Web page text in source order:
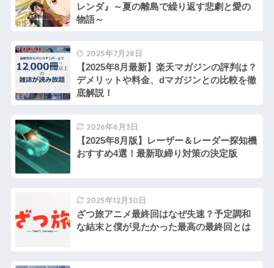
レンダ』～夏の離島で繰り返す悲劇と愛の
物語～
2025年7月28日
【2025年8月最新】楽天マガジンの評判は？
デメリットや料金、dマガジンとの比較を徹
底解説！
2026年6月3日
【2025年8月版】レーザー＆レーダー探知機
おすすめ4選！最新取締り対策の決定版
2025年12月30日
ざつ旅アニメ最終回はなぜ失速？予定調和
な結末と僕が見たかった最高の最終回とは